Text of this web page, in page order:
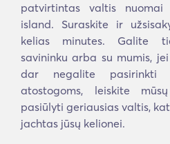
patvirtintas valtis nuomai
island. Suraskite ir
kelias minutes. Galite
savininku arba su mumis,
dar negalite pasirinkti
atostogoms, leiskite
pasiūlyti geriausias valtis,
jachtas jūsų kelionei.